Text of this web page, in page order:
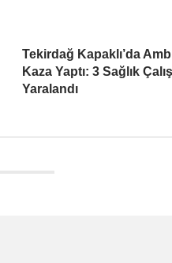
Tekirdağ Kapaklı’da
Kaza Yaptı: 3 Sağlık
Yaralandı